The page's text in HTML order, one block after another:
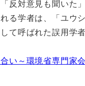
反対意見も聞いた
る学者は、「ユウ
て呼ばれた誤用学
い～環境省専門家